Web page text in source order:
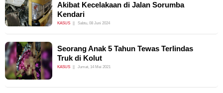
Akibat Kecelakaan di Jalan Sorumba
Kendari
KASUS Sabtu, 08 Juni 2024
Seorang Anak 5 Tahun Tewas Terlindas
Truk di Kolut
KASUS Jumat, 14 Mei 2021